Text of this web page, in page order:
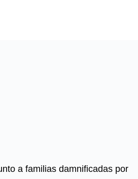
a familias damnificadas por